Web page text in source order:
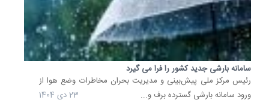
سامانه بارشی جدید کشور را فرا می گیرد
رئیس مرکز ملی پیش‌بینی و مدیریت بحران مخاطرات وضع هوا از
ورود سامانه بارشی گسترده برف و...
23 دی 1404